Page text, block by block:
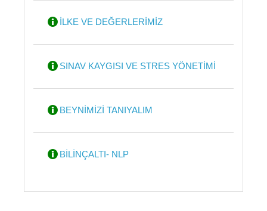
İLKE VE DEĞERLERİMİZ
SINAV KAYGISI VE STRES YÖNETİMİ
BEYNİMİZİ TANIYALIM
BİLİNÇALTI- NLP